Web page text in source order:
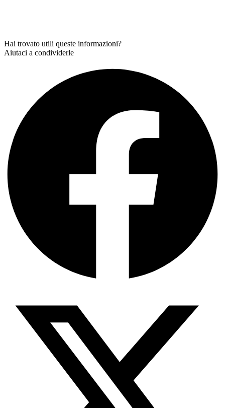
Hai trovato utili queste informazioni?
Aiutaci a condividerle